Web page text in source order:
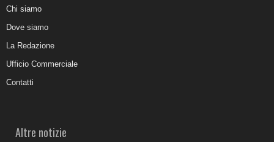
Chi siamo
Dove siamo
La Redazione
Ufficio Commerciale
Contatti
Altre notizie